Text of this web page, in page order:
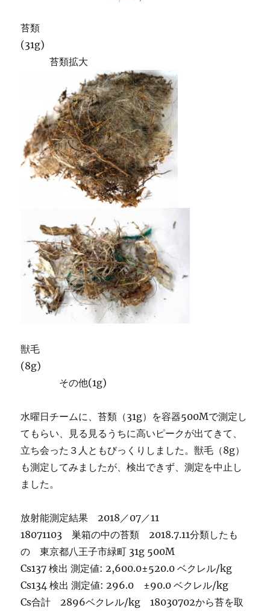
苔類
(31g)
苔類拡大
獣毛
(8g)
その他(1g)
水曜日チームに、苔類（31g）を容器500Mで測定し
てもらい、見る見るうちに高いピークが出てきて、
立ち会った３人ともびっくりしました。獣毛（8g）
も測定してみましたが、検出できず、測定を中止し
ました。
放射能測定結果 2018／07／11
18071103 巣箱の中の苔類 2018.7.11分類したも
の 東京都八王子市緑町 31g 500M
Cs137 検出 測定値: 2,600.0±520.0 ベクレル/kg
Cs134 検出 測定値: 296.0 ±90.0 ベクレル/kg
Cs合計 2896ベクレル/kg 18030702から苔を取